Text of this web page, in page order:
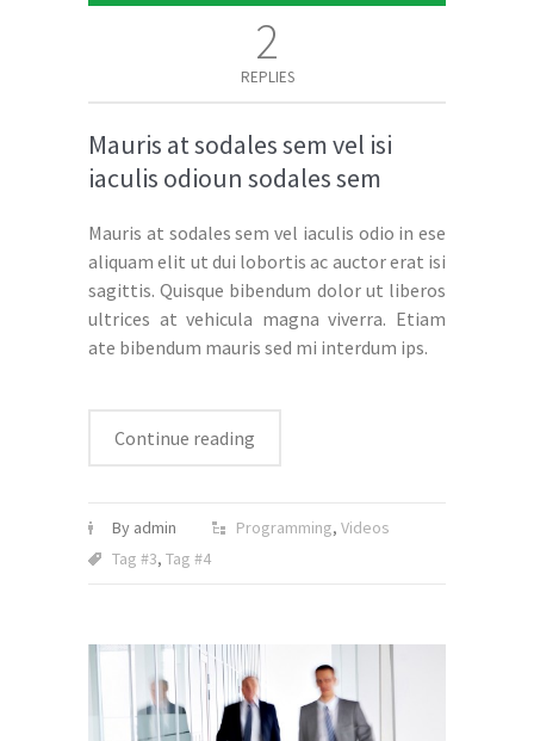
2
REPLIES
Mauris at sodales sem vel isi
iaculis odioun sodales sem
Mauris at sodales sem vel iaculis odio in ese
aliquam elit ut dui lobortis ac auctor erat isi
sagittis. Quisque bibendum dolor ut liberos
ultrices at vehicula magna viverra. Etiam
ate bibendum mauris sed mi interdum ips.
Continue reading
By admin Programming, Videos
Tag #3, Tag #4